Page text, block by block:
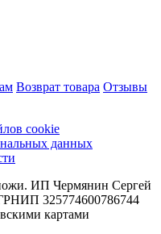
Возврат товара Отзывы
cookie
данных
ИП Чермянин Сергей
325774600786744
картами